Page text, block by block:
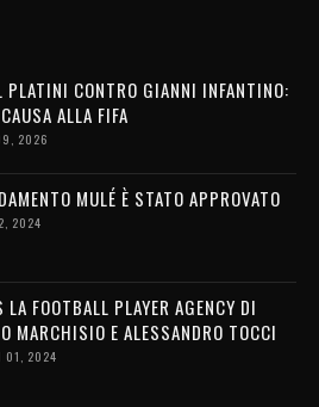
PLATINI CONTRO GIANNI INFANTINO:
ALLA FIFA
2026
MULÉ È STATO APPROVATO
2024
LA FOOTBALL PLAYER AGENCY DI
MARCHISIO E ALESSANDRO TOCCI
01, 2024